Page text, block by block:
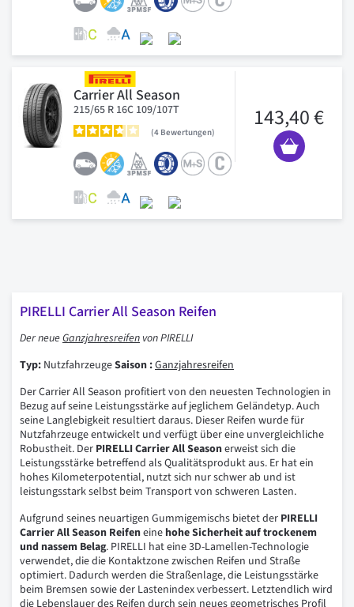
Carrier All Season
215/65 R 16C 109/107T
4 Bewertungen
143,40 €
PIRELLI Carrier All Season Reifen
Der neueGanzjahresreifen von PIRELLI
Typ: NutzfahrzeugeSaison :Ganzjahresreifen
Der Carrier All Season profitiert von den neuesten Technologien in
Bezug auf seine Leistungsstärke auf jeglichem Geländetyp. Auch
seine Langlebigkeit resultiert daraus. Dieser Reifen wurde für
Nutzfahrzeuge entwickelt und verfügt über eine unvergleichliche
Robustheit. Der PIRELLI Carrier All Seasonerweist sich die
Leistungsstärke betreffend als Qualitätsprodukt aus. Er hat ein
hohes Kilometerpotential, nutzt sich nur schwer ab und ist
leistungsstark selbst beim Transport von schweren Lasten.
Aufgrund seines neuartigen Gummigemischs bietet der PIRELLI
Carrier All Season Reifeneine hohe Sicherheit auf trockenem
und nassem Belag. PIRELLI hat eine 3D-Lamellen-Technologie
verwendet, die die Kontaktzone zwischen Reifen und Straße
optimiert. Dadurch werden die Straßenlage, die Leistungsstärke
beim Bremsen sowie der Lastenindex verbessert. Letztendlich wird
die Lebenslauer des Reifen durch sein neues geometrisches Profil